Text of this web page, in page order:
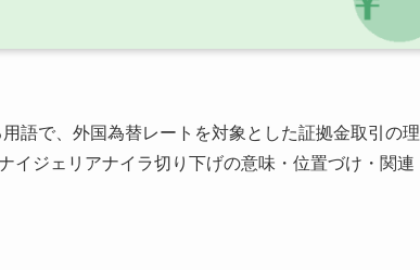
語で、外国為替レートを対象とした証拠金取引の理
イジェリアナイラ切り下げの意味・位置づけ・関連